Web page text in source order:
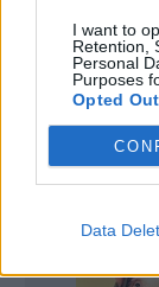
I want to
Retention,
Personal
Purposes
Opted Out
Data
verkligen stor
Kiwi Brewers.
Frequency
hyllningsöl till
stor
om den ölen för